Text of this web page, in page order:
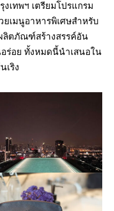
เทพฯ เตรียมโปรแกรม
เมนูอาหารพิเศษสำหรับ
ลิตภัณฑ์สร้างสรรค์อัน
ร่อย ทั้งหมดนี้นำเสนอใน
เริง